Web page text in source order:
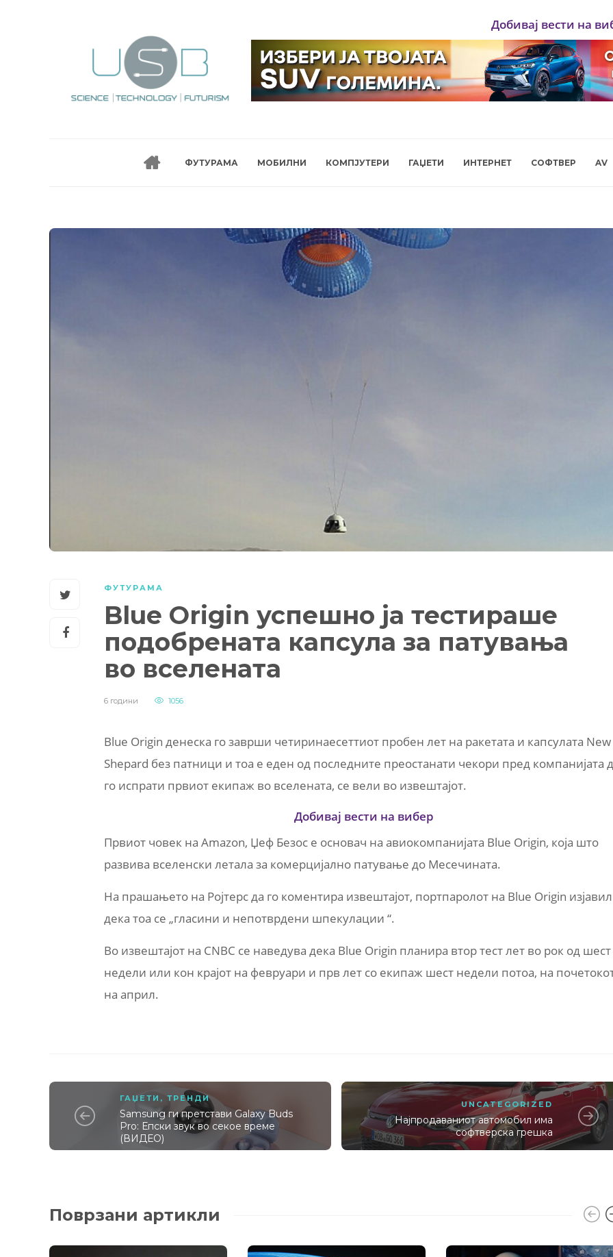
Добивај вести на
ФУТУРАМА МОБИЛНИ КОМПЈУТЕРИ ГАЏЕТИ ИНТЕРНЕТ СОФТВЕР AV
ФУТУРАМА
Blue Origin успешно ја тестираше
подобрената капсула за патувања
во вселената
6 години 1056
Blue Origin денеска го заврши четиринаесеттиот пробен лет на ракетата и капсулата New
Shepard без патници и тоа е еден од последните преостанати чекори пред компанијата
го испрати првиот екипаж во вселената, се вели во извештајот.
Добивај вести на вибер
Првиот човек на Amazon, Џеф Безос е основач на авиокомпанијата Blue Origin, која што
развива вселенски летала за комерцијално патување до Месечината.
На прашањето на Ројтерс да го коментира извештајот, портпаролот на Blue Origin изјавил
дека тоа се „гласини и непотврдени шпекулации “.
Во извештајот на CNBC се наведува дека Blue Origin планира втор тест лет во рок од шест
недели или кон крајот на февруари и прв лет со екипаж шест недели потоа, на
на април.
ГАЏЕТИ ,ТРЕНДИ
Samsung ги претстави Galaxy Buds
Pro: Епски звук во секое време
(ВИДЕО)
UNCATEGORIZED
Најпродаваниот автомобил има
софтверска грешка
Поврзани артикли